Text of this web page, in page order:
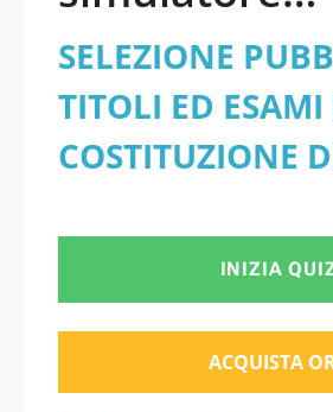
SELEZIONE
PER TITOLI
PER LA
UNA
DI MERITO
SELEZIONE
TITOLI ED ESAMI
COSTITUZIONE
D’ISTITUTO DI
RAPPORTO DI
TEMPO
INIZIA
ACQUISTA